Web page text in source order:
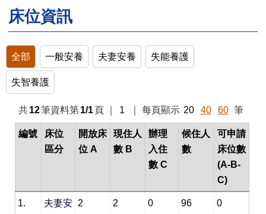
床位資訊
全部 一般安養 夫妻安養 失能養護
失智養護
共 12筆資料第 1/1 頁 1 每頁顯示 20 40 60 筆
編號
床位
區分
開放床
位 A
現住人
數 B
辦理
入住
數 C
候住人
數
可申請
床位數
(A-B-
C)
1.
夫妻安
2 2 0 96 0